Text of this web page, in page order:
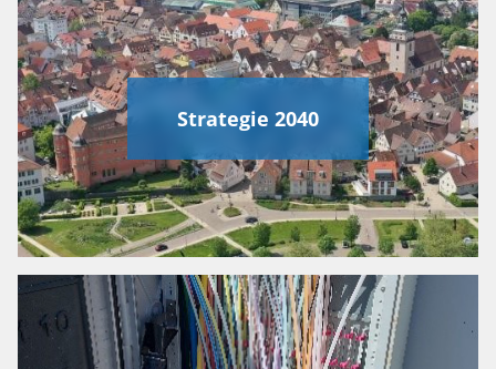
Strategie 2040